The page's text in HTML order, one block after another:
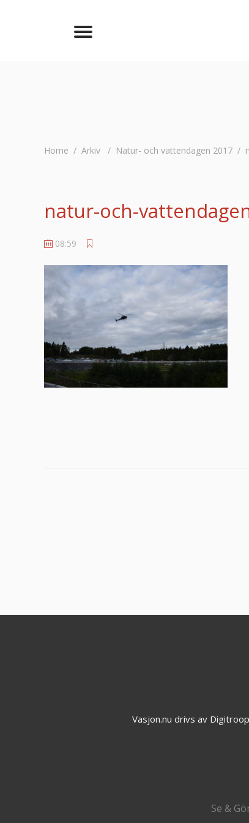
Home / Arkiv / Natur- och vattendagen 2017 /
natur-och-
08:59
Vasjon.nu drivs av
Se &